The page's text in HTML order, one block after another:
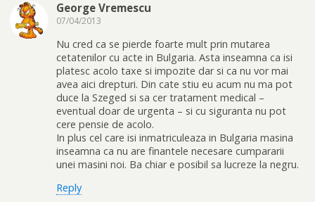
George Vremescu
07/04/2013
Nu cred ca se pierde foarte mult prin mutarea
cetatenilor cu acte in Bulgaria. Asta inseamna ca isi
platesc acolo taxe si impozite dar si ca nu vor mai
avea aici drepturi. Din cate stiu eu acum nu ma pot
duce la Szeged si sa cer tratament medical –
eventual doar de urgenta – si cu siguranta nu pot
cere pensie de acolo.
In plus cel care isi inmatriculeaza in Bulgaria masina
inseamna ca nu are finantele necesare cumpararii
unei masini noi. Ba chiar e posibil sa lucreze la negru.
Reply